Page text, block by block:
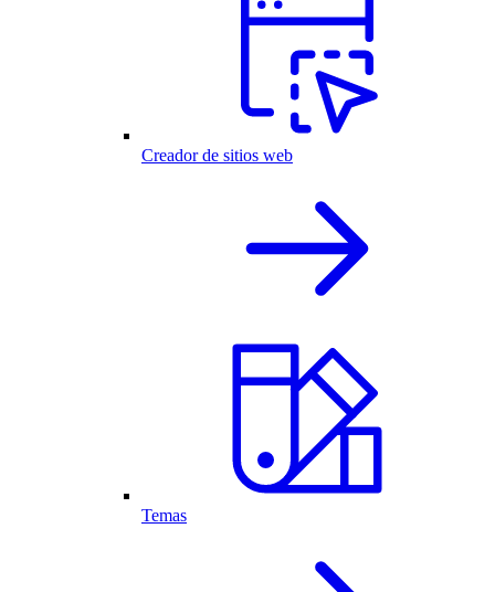
Creador de sitios web
Temas